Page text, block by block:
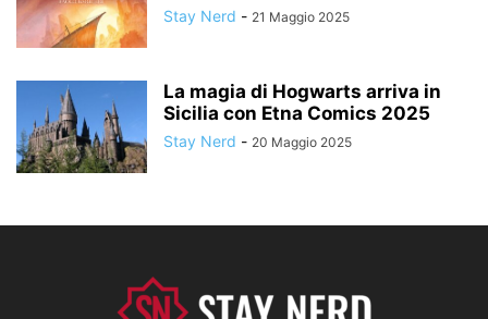
Stay Nerd - 21 Maggio 2025
La magia di Hogwarts arriva in
Sicilia con Etna Comics 2025
Stay Nerd - 20 Maggio 2025